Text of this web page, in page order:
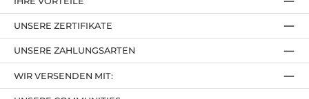
UNSERE ZAHLUNGSARTEN
UNSERE ZERTIFIKATE
WIR VERSENDEN MIT: